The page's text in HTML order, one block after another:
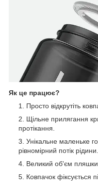
Як це працює?
Просто відкрутіть
Щільне прилягання
протікання.
Унікальне маленьке
рівномірний потік рідини.
Великий об'єм пляшки.
Ковпачок фіксується